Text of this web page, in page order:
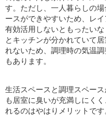
す。ただし、一人暮らしの
ースができやすいため、レ
有効活用しないともったい
とキッチンが分かれていて
れないため、調理時の気温
もあります。
生活スペースと調理スペー
も居室に臭いが充満しにく
れるのはやはりメリットで